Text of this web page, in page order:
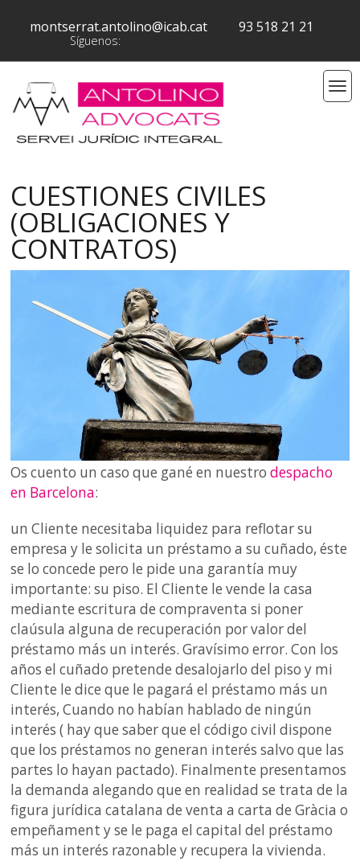
montserrat.antolino@icab.cat 93 518 21 21
Síguenos:
CUESTIONES CIVILES
(OBLIGACIONES Y
CONTRATOS)
Os cuento un caso que gané en nuestrodespacho
en Barcelona:
un Cliente necesitaba liquidez para reflotar su
empresa y le solicita un préstamo a su cuñado, éste
se lo concede pero le pide una garantía muy
importante: su piso. El Cliente le vende la casa
mediante escritura de compraventa si poner
claúsula alguna de recuperación por valor del
préstamo más un interés. Gravísimo error. Con los
años el cuñado pretende desalojarlo del piso y mi
Cliente le dice que le pagará el préstamo más un
interés, Cuando no habían hablado de ningún
interés ( hay que saber que el código civil dispone
que los préstamos no generan interés salvo que las
partes lo hayan pactado). Finalmente presentamos
la demanda alegando que en realidad se trata de la
figura jurídica catalana de venta a carta de Gràcia o
empeñament y se le paga el capital del préstamo
más un interés razonable y recupera la vivienda.